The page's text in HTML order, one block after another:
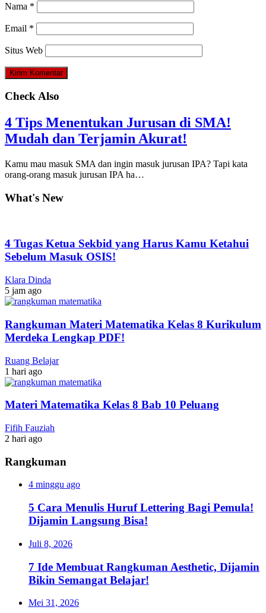
Nama *
Email *
Situs Web
Check Also
4 Tips Menentukan Jurusan di SMA!
Mudah dan Terjamin Akurat!
Kamu mau masuk SMA dan ingin masuk jurusan IPA? Tapi kata
orang-orang masuk jurusan IPA ha…
What's New
4 Tugas Ketua Sekbid yang Harus Kamu Ketahui
Sebelum Masuk OSIS!
Klara Dinda
5 jam ago
Rangkuman Materi Matematika Kelas 8 Kurikulum
Merdeka Lengkap PDF!
Ruang Belajar
1 hari ago
Materi Matematika Kelas 8 Bab 10 Peluang
Fifih Fauziah
2 hari ago
Rangkuman
4 minggu ago
5 Cara Menulis Huruf Lettering Bagi Pemula!
Dijamin Langsung Bisa!
Juli 8, 2026
7 Ide Membuat Rangkuman Aesthetic, Dijamin
Bikin Semangat Belajar!
Mei 31, 2026